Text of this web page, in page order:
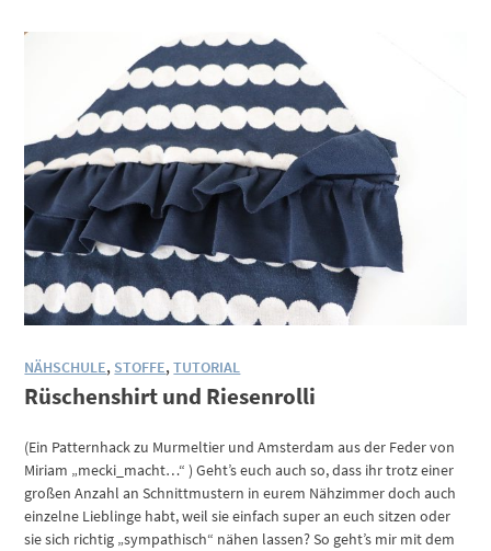
NÄHSCHULE, STOFFE,TUTORIAL
Rüschenshirt und Riesenrolli
(Ein Patternhack zu Murmeltier und Amsterdam aus der Feder von
Miriam „mecki_macht…“ ) Geht’s euch auch so, dass ihr trotz einer
großen Anzahl an Schnittmustern in eurem Nähzimmer doch auch
einzelne Lieblinge habt, weil sie einfach super an euch sitzen oder
sie sich richtig „sympathisch“ nähen lassen? So geht’s mir mit dem